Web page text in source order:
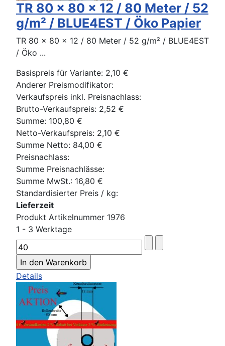
TR 80 x 80 x 12 / 80 Meter / 52
g/m² / BLUE4EST / Öko Papier
TR 80 x 80 x 12 / 80 Meter / 52 g/m² / BLUE4EST
/ Öko ...
Basispreis für Variante: 2,10 €
Anderer Preismodifikator:
Verkaufspreis inkl. Preisnachlass:
Brutto-Verkaufspreis: 2,52 €
Summe: 100,80 €
Netto-Verkaufspreis: 2,10 €
Summe Netto: 84,00 €
Preisnachlass:
Summe Preisnachlässe:
Summe MwSt.: 16,80 €
Standardisierter Preis / kg:
Lieferzeit
Produkt Artikelnummer 1976
1 - 3 Werktage
Details